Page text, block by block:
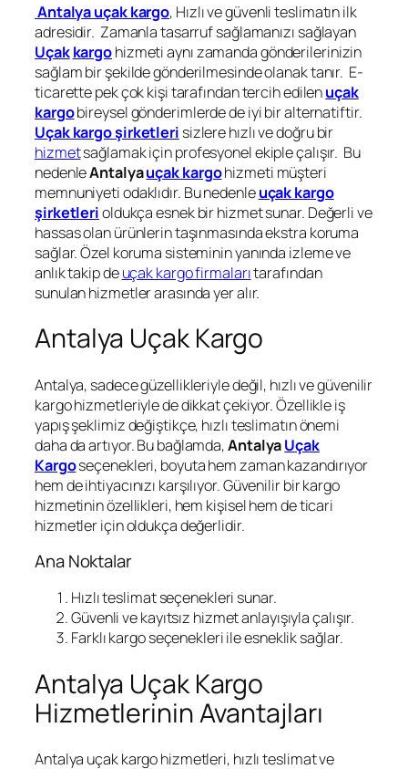
Antalya uçak kargo, Hızlı ve güvenli teslimatın ilk
adresidir. Zamanla tasarruf sağlamanızı sağlayan
Uçakkargohizmeti aynı zamanda gönderilerinizin
sağlam bir şekilde gönderilmesinde olanak tanır. E-
ticarette pek çok kişi tarafından tercih edilenuçak
kargobireysel gönderimlerde de iyi bir alternatiftir.
Uçak kargo şirketleri sizlere hızlı ve doğru bir
hizmetsağlamak için profesyonel ekiple çalışır. Bu
nedenleAntalyauçak kargohizmeti müşteri
memnuniyeti odaklıdır. Bu nedenleuçak kargo
şirketlerioldukça esnek bir hizmet sunar. Değerli ve
hassas olan ürünlerin taşınmasında ekstra koruma
sağlar. Özel koruma sisteminin yanında izleme ve
anlık takip deuçak kargo firmalarıtarafından
sunulan hizmetler arasında yer alır.
Antalya Uçak Kargo
Antalya, sadece güzellikleriyle değil, hızlı ve güvenilir
kargo hizmetleriyle de dikkat çekiyor. Özellikle iş
yapış şeklimiz değiştikçe, hızlı teslimatın önemi
daha da artıyor. Bu bağlamda,AntalyaUçak
Kargoseçenekleri, boyuta hem zaman kazandırıyor
hem de ihtiyacınızı karşılıyor. Güvenilir bir kargo
hizmetinin özellikleri, hem kişisel hem de ticari
hizmetler için oldukça değerlidir.
Ana Noktalar
Hızlı teslimat seçenekleri sunar.
Güvenli ve kayıtsız hizmet anlayışıyla çalışır.
Farklı kargo seçenekleri ile esneklik sağlar.
Antalya Uçak Kargo
Hizmetlerinin Avantajları
Antalya uçak kargo hizmetleri, hızlı teslimat ve